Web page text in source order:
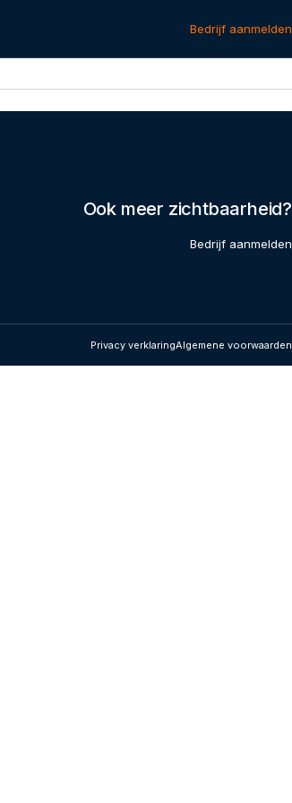
Bedrijf aanmelden
Ook meer zichtbaarheid?
Bedrijf aanmelden
Privacy verklaringAlgemene voorwaarden